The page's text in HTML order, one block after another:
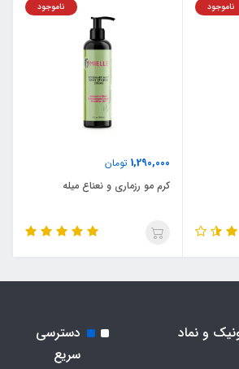
ناموجود
1,290,000 تومان
ناموجود
کرم مو رزماری و نعناع میله
و نماد
دسترسی
سریع